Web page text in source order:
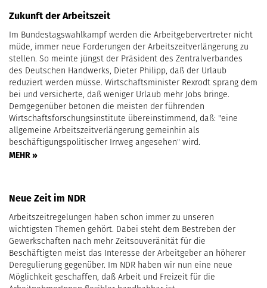
Zukunft der Arbeitszeit
Im Bundestagswahlkampf werden die Arbeitgebervertreter nicht
müde, immer neue Forderungen der Arbeitszeitverlängerung zu
stellen. So meinte jüngst der Präsident des Zentralverbandes
des Deutschen Handwerks, Dieter Philipp, daß der Urlaub
reduziert werden müsse. Wirtschaftsminister Rexrodt sprang dem
bei und versicherte, daß weniger Urlaub mehr Jobs bringe.
Demgegenüber betonen die meisten der führenden
Wirtschaftsforschungsinstitute übereinstimmend, daß: "eine
allgemeine Arbeitszeitverlängerung gemeinhin als
beschäftigungspolitischer Irrweg angesehen" wird.
MEHR »
Neue Zeit im NDR
Arbeitszeitregelungen haben schon immer zu unseren
wichtigsten Themen gehört. Dabei steht dem Bestreben der
Gewerkschaften nach mehr Zeitsouveränität für die
Beschäftigten meist das Interesse der Arbeitgeber an höherer
Deregulierung gegenüber. Im NDR haben wir nun eine neue
Möglichkeit geschaffen, daß Arbeit und Freizeit für die